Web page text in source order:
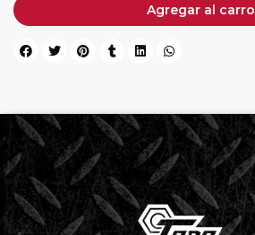
Agregar al carro